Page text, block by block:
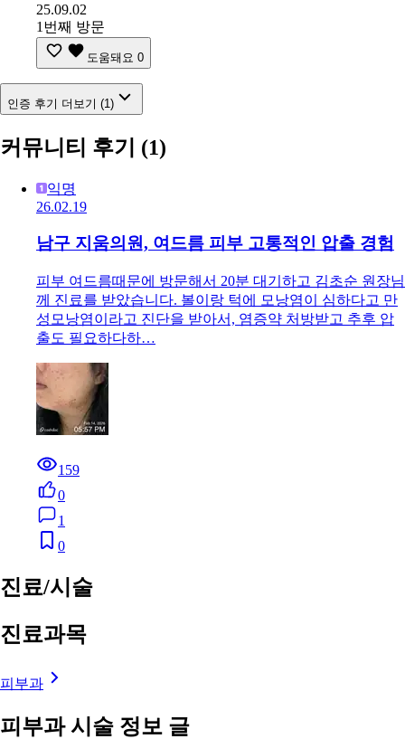
25.09.02
1번째 방문
도움돼요 0
인증 후기 더보기 (1)
커뮤니티 후기 (1)
익명
26.02.19
남구 지움의원, 여드름 피부 고통적인 압출 경험
피부 여드름때문에 방문해서 20분 대기하고 김초순 원장님
께 진료를 받았습니다. 볼이랑 턱에 모낭염이 심하다고 만
성모낭염이라고 진단을 받아서, 염증약 처방받고 추후 압
출도 필요하다하…
159
0
1
0
진료/시술
진료과목
피부과
피부과 시술 정보 글